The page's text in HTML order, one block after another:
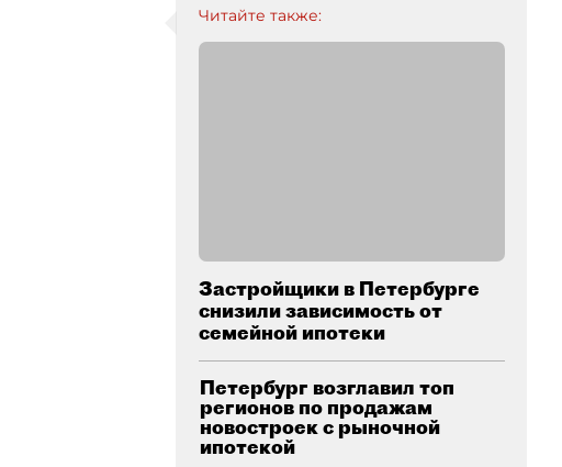
Читайте также:
Застройщики в Петербурге
снизили зависимость от
семейной ипотеки
Петербург возглавил топ
регионов по продажам
новостроек с рыночной
ипотекой